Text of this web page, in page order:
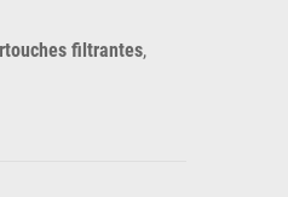
filtrantes,